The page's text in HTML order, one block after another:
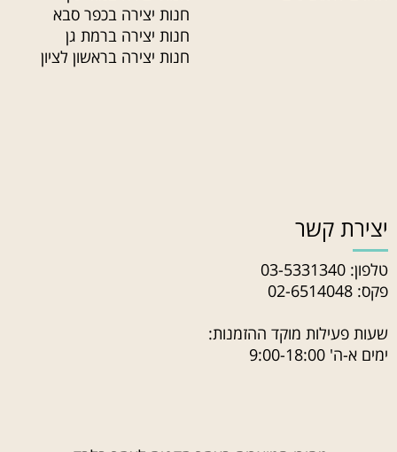
חנות יצירה בכפר סבא
חנות יצירה ברמת גן
חנות יצירה בראשון לציון
יצירת קשר
טלפון: 03-5331340
פקס: 02-6514048
שעות פעילות מוקד ההזמנות:
ימים א-ה' 9:00-18:00